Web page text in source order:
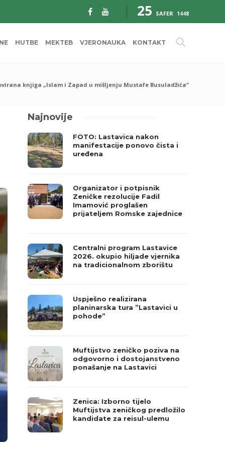
25 SAFER 1448
HUTBE MEKTEB VJERONAUKA KONTAKT
knjiga „Islam i Zapad u mišljenju Mustafe Busuladžića“
Najnovije
FOTO: Lastavica nakon
manifestacije ponovo čista i
uređena
Organizator i potpisnik
Zeničke rezolucije Fadil
Imamović proglašen
prijateljem Romske zajednice
Centralni program Lastavice
2026. okupio hiljade vjernika
na tradicionalnom zborištu
Uspješno realizirana
planinarska tura ”Lastavici u
pohode”
Muftijstvo zeničko poziva na
odgovorno i dostojanstveno
ponašanje na Lastavici
Zenica: Izborno tijelo
Muftijstva zeničkog predložilo
kandidate za reisul-ulemu